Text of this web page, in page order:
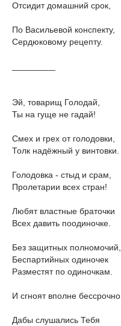
Отсидит домашний срок,
По Васильевой конспекту,
Сердюковому рецепту.
Эй, товарищ Голодай,
Ты на гуще не гадай!
Смех и грех от голодовки,
Толк надёжный у винтовки.
Голодовка - стыд и срам,
Пролетарии всех стран!
Любят властные браточки
Всех давить поодиночке.
Без защитных полномочий,
Беспартийных одиночек
Разместят по одиночкам.
И сгноят вполне бессрочно.
Дабы слушались Тебя